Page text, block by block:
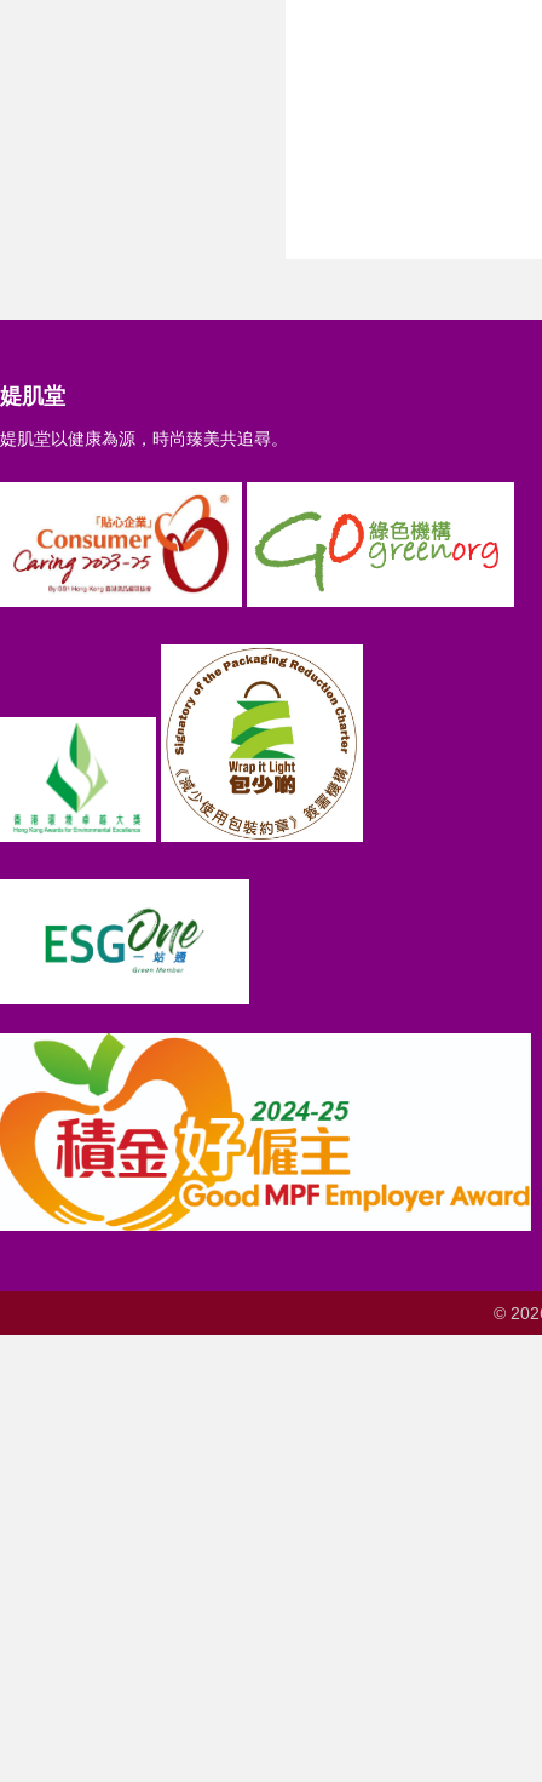
媞肌堂
媞肌堂以健康為源，時尚臻美共追尋。
©